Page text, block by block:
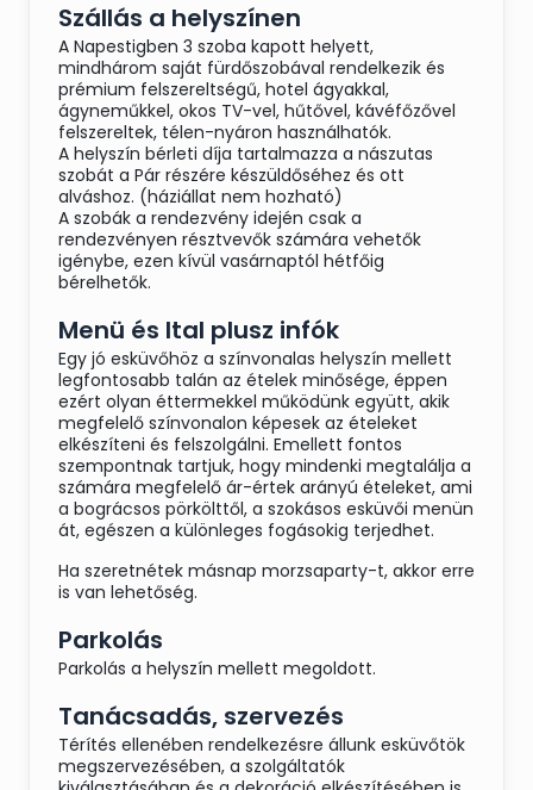
Szállás a helyszínen
A Napestigben 3 szoba kapott helyett,
mindhárom saját fürdőszobával rendelkezik és
prémium felszereltségű, hotel ágyakkal,
ágyneműkkel, okos TV-vel, hűtővel, kávéfőzővel
felszereltek, télen-nyáron használhatók.
A helyszín bérleti díja tartalmazza a nászutas
szobát a Pár részére készüldőséhez és ott
alváshoz. (háziállat nem hozható)
A szobák a rendezvény idején csak a
rendezvényen résztvevők számára vehetők
igénybe, ezen kívül vasárnaptól hétfőig
bérelhetők.
Menü és Ital plusz infók
Egy jó esküvőhöz a színvonalas helyszín mellett
legfontosabb talán az ételek minősége, éppen
ezért olyan éttermekkel működünk együtt, akik
megfelelő színvonalon képesek az ételeket
elkészíteni és felszolgálni. Emellett fontos
szempontnak tartjuk, hogy mindenki megtalálja a
számára megfelelő ár-értek arányú ételeket, ami
a bográcsos pörkölttől, a szokásos esküvői menün
át, egészen a különleges fogásokig terjedhet.
Ha szeretnétek másnap morzsaparty-t, akkor erre
is van lehetőség.
Parkolás
Parkolás a helyszín mellett megoldott.
Tanácsadás, szervezés
Térítés ellenében rendelkezésre állunk esküvőtök
megszervezésében, a szolgáltatók